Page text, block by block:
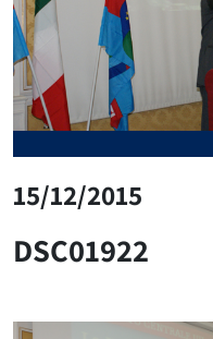
15/12/2015
DSC01922